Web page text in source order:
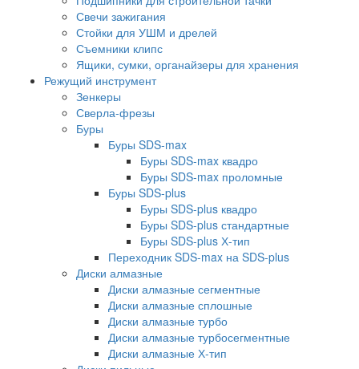
Свечи зажигания
Стойки для УШМ и дрелей
Съемники клипс
Ящики, сумки, органайзеры для хранения
Режущий инструмент
Зенкеры
Сверла-фрезы
Буры
Буры SDS-max
Буры SDS-max квадро
Буры SDS-max проломные
Буры SDS-plus
Буры SDS-plus квадро
Буры SDS-plus стандартные
Буры SDS-plus Х-тип
Переходник SDS-max на SDS-plus
Диски алмазные
Диски алмазные сегментные
Диски алмазные сплошные
Диски алмазные турбо
Диски алмазные турбосегментные
Диски алмазные Х-тип